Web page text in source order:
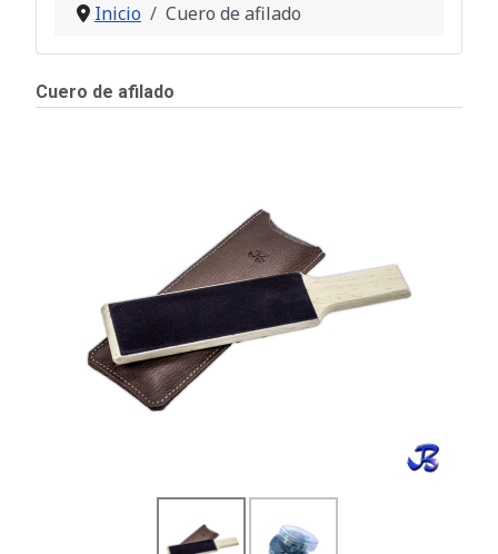
Inicio Cuero de afilado
Cuero de afilado